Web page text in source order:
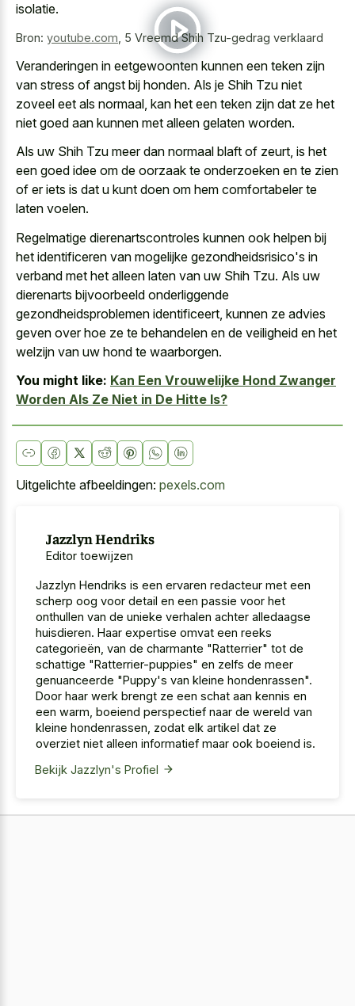
isolatie.
Bron: youtube.com 5 Vreemd Shih Tzu-gedrag verklaard
Veranderingen in eetgewoonten kunnen een teken zijn
van stress of angst bij honden. Als je Shih Tzu niet
zoveel eet als normaal, kan het een teken zijn dat ze het
niet goed aan kunnen met alleen gelaten worden.
Als uw Shih Tzu meer dan normaal blaft of zeurt, is het
een goed idee om de oorzaak te onderzoeken en te zien
of er iets is dat u kunt doen om hem comfortabeler te
laten voelen.
Regelmatige dierenartscontroles kunnen ook helpen bij
het identificeren van mogelijke gezondheidsrisico's in
verband met het alleen laten van uw Shih Tzu. Als uw
dierenarts bijvoorbeeld onderliggende
gezondheidsproblemen identificeert, kunnen ze advies
geven over hoe ze te behandelen en de veiligheid en het
welzijn van uw hond te waarborgen.
You might like: Kan Een Vrouwelijke Hond Zwanger
Worden Als Ze Niet in De Hitte Is?
Uitgelichte afbeeldingen: pexels.com
Jazzlyn Hendriks
Editor toewijzen
Jazzlyn Hendriks is een ervaren redacteur met een
scherp oog voor detail en een passie voor het
onthullen van de unieke verhalen achter alledaagse
huisdieren. Haar expertise omvat een reeks
categorieën, van de charmante "Ratterrier" tot de
schattige "Ratterrier-puppies" en zelfs de meer
genuanceerde "Puppy's van kleine hondenrassen".
Door haar werk brengt ze een schat aan kennis en
een warm, boeiend perspectief naar de wereld van
kleine hondenrassen, zodat elk artikel dat ze
overziet niet alleen informatief maar ook boeiend is.
Bekijk Jazzlyn's Profiel